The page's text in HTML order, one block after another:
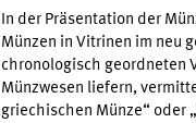
In der Präsentation der
Münzen in Vitrinen im neu
chronologisch geordneten
Münzwesen liefern,
griechischen Münze“ oder